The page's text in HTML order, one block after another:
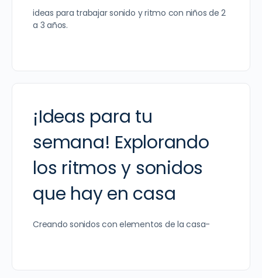
ideas para trabajar sonido y ritmo con niños de 2
a 3 años.
¡Ideas para tu
semana! Explorando
los ritmos y sonidos
que hay en casa
Creando sonidos con elementos de la casa-